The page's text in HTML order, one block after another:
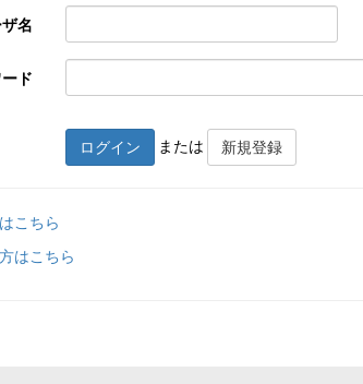
名
ド
ログイン または 新規登録
こちら
はこちら